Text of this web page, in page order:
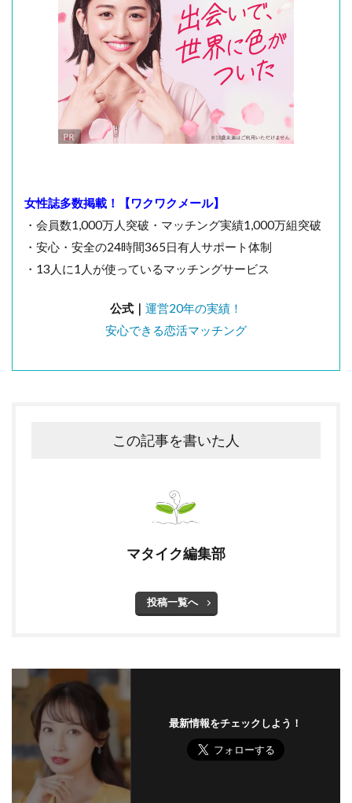
女性誌多数掲載！【ワクワクメール】
・会員数1,000万人突破・マッチング実績1,000万組突破
・安心・安全の24時間365日有人サポート体制
・13人に1人が使っているマッチングサービス
公式｜ 運営20年の実績！
安心できる恋活マッチング
この記事を書いた人
マタイク編集部
投稿一覧へ
最新情報をチェックしよう！